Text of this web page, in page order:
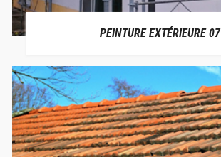
PEINTURE EXTÉRIEURE 07